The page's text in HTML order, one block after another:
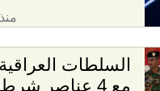
منذ 11 دقيقة
السلطات
مع 4 عناصر